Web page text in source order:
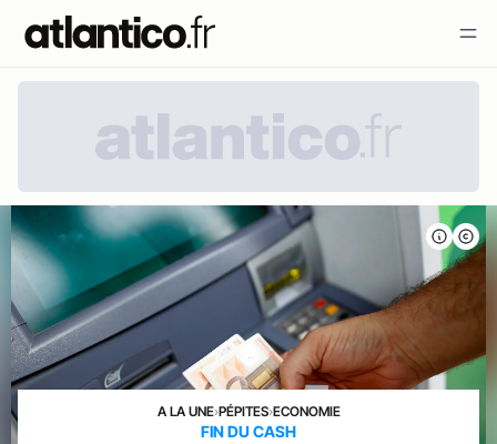
A LA UNE›PÉPITES›ECONOMIE
FIN DU CASH